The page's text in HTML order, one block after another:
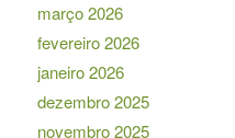
março 2026
fevereiro 2026
janeiro 2026
dezembro 2025
novembro 2025